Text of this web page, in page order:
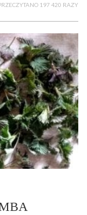
197 420 RAZY